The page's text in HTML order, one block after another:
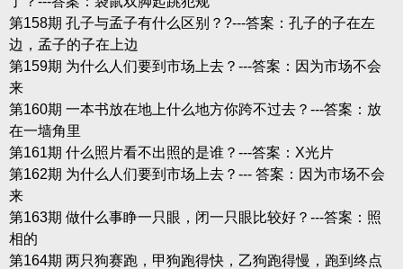
第158期 孔子与孟子有什么区别？?---答案：孔子的子在左
边，孟子的子在上边
第159期 为什么人们要到市场上去？---答案：因为市场不会
来
第160期 一本书放在地上什么地方你跨不过去？---答案：放
在一墙角里
第161期 什么照片看不出照的是谁？---答案：X光片
第162期 为什么人们要到市场上去？--- 答案：因为市场不会
来
第163期 做什么事睁一只眼，闭一只眼比较好？---答案：照
相的
第164期 两只狗赛跑，甲狗跑得快，乙狗跑得慢，跑到终点